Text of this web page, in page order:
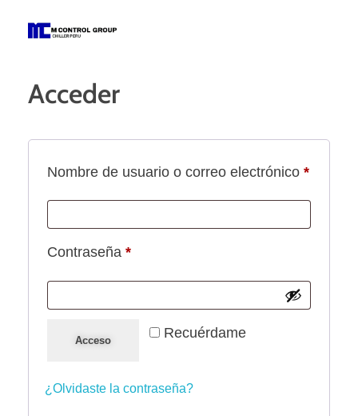
Acceder
Nombre de usuario o correo electrónico *
Contraseña *
Recuérdame
Acceso
¿Olvidaste la contraseña?